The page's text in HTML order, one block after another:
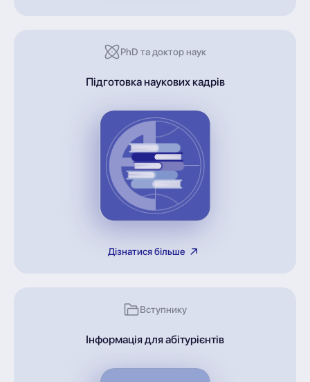
PhD та доктор наук
Підготовка наукових кадрів
Дізнатися більше
Вступнику
Інформація для абітурієнтів